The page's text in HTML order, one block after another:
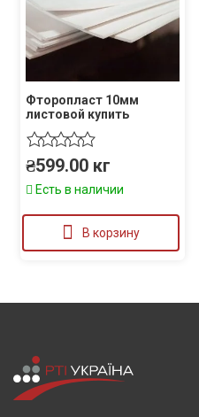
Фторопласт 10мм
листовой купить
₴599.00 кг
Есть в наличии
В корзину